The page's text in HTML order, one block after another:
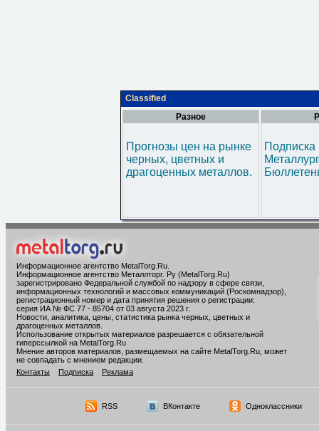
Classified
Разное
Прогнозы цен на рынке
черных, цветных и
драгоценных металлов.
Информационное агентство MetalTorg.Ru
Информационное агентство Металлторг. Ру (MetalTorg.Ru)
зарегистрировано Федеральной службой по надзору в сфере связи,
информационных технологий и массовых коммуникаций (Роскомнадзор),
регистрационный номер и дата принятия решения о регистрации:
серия ИА № ФС 77 - 85704 от 03 августа 2023 г.
Новости, аналитика, цены, статистика рынка черных, цветных и
драгоценных металлов.
Использование открытых материалов разрешается с обязательной
гиперссылкой на MetalTorg.Ru
Мнение авторов материалов, размещаемых на сайте MetalTorg.Ru, может
не совпадать с мнением редакции.
Контакты
Подписка Реклама
RSS ВКонтакте Одноклассники